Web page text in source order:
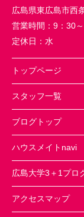
広島県東広島市西
営業時間： 9：30
定休日： 水
トップページ
スタッフ一覧
ブログトップ
ハウスメイトnavi
広島大学3＋1プロ
アクセスマップ